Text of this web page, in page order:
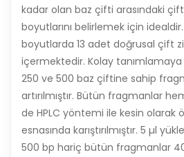
kadar olan baz çifti arasındaki çift
boyutlarını belirlemek için
boyutlarda 13 adet doğrusal çift
içermektedir. Kolay
250 ve 500 baz çiftine sahip
artırılmıştır. Bütün fragmanlar
de HPLC yöntemi ile kesin olarak
esnasında karıştırılmıştır. 5 µl
500 bp hariç bütün fragmanlar